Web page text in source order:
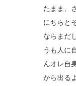
たまま、
にちらと
ならまだ
うも人に
んオレ自
から出る